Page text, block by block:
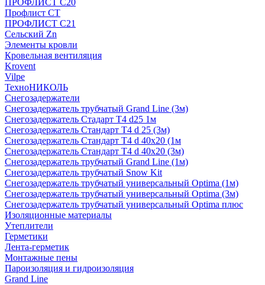
ПРОФЛИСТ С20
Профлист СТ
ПРОФЛИСТ С21
Сельский Zn
Элементы кровли
Кровельная вентиляция
Krovent
Vilpe
ТехноНИКОЛЬ
Снегозадержатели
Снегозадержатель трубчатый Grand Line (3м)
Снегозадержатель Стадарт Т4 d25 1м
Снегозадержатель Стандарт Т4 d 25 (3м)
Снегозадержатель Стандарт Т4 d 40х20 (1м
Снегозадержатель Стандарт Т4 d 40х20 (3м)
Снегозадержатель трубчатый Grand Line (1м)
Снегозадержатель трубчатый Snow Kit
Снегозадержатель трубчатый универсальный Optima (1м)
Снегозадержатель трубчатый универсальный Optima (3м)
Снегозадержатель трубчатый универсальный Optima плюс
Изоляционные материалы
Утеплители
Герметики
Лента-герметик
Монтажные пены
Пароизоляция и гидроизоляция
Grand Line